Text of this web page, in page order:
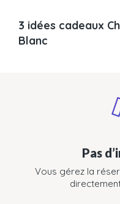
3 idées cadeaux
Blanc
Pas
Vous gérez la